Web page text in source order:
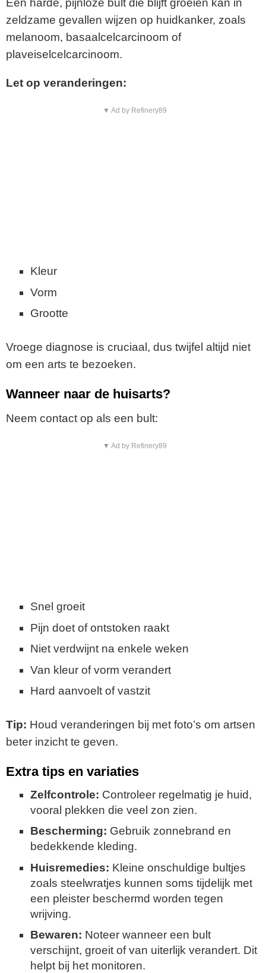
Een harde, pijnloze bult die blijft groeien kan in
zeldzame gevallen wijzen op huidkanker, zoals
melanoom, basaalcelcarcinoom of
plaveiselcelcarcinoom.
Let op veranderingen:
▼ Ad by Refinery89
Kleur
Vorm
Grootte
Vroege diagnose is cruciaal, dus twijfel altijd niet
om een arts te bezoeken.
Wanneer naar de huisarts?
Neem contact op als een bult:
▼ Ad by Refinery89
Snel groeit
Pijn doet of ontstoken raakt
Niet verdwijnt na enkele weken
Van kleur of vorm verandert
Hard aanvoelt of vastzit
Tip: Houd veranderingen bij met foto’s om artsen
beter inzicht te geven.
Extra tips en variaties
Zelfcontrole: Controleer regelmatig je huid,
vooral plekken die veel zon zien.
Bescherming: Gebruik zonnebrand en
bedekkende kleding.
Huisremedies: Kleine onschuldige bultjes
zoals steelwratjes kunnen soms tijdelijk met
een pleister beschermd worden tegen
wrijving.
Bewaren: Noteer wanneer een bult
verschijnt, groeit of van uiterlijk verandert. Dit
helpt bij het monitoren.